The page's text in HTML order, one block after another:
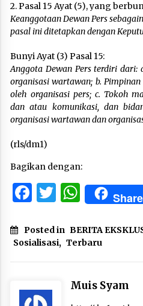
2. Pasal 15 Ayat (5), yang
Keanggotaan Dewan Pers
pasal ini ditetapkan dengan
Bunyi Ayat (3) Pasal 15:
Anggota Dewan Pers terdiri
organisasi wartawan; b.
oleh organisasi pers; c. Tokoh
dan atau komunikasi, dan
organisasi wartawan dan
(rls/dm1)
Bagikan dengan:
Facebook
TwitterShare
Posted in BERITA
Sosialisasi, Terbaru
Muis Syam